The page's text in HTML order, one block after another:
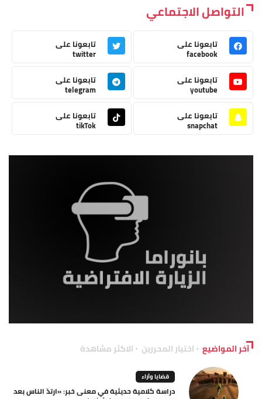
التواصل الاجتماعي
تابعونا على
facebook
تابعونا على
twitter
تابعونا على
youtube
تابعونا على
telegram
تابعونا على
snapchat
تابعونا على
tikTok
آخر المواضيع اختيار المحررين الاكثر مشاهدة
قضايا وآراء
دراسة كلامية حديثية في معنى خبر: «ارتدّ الناس بعد